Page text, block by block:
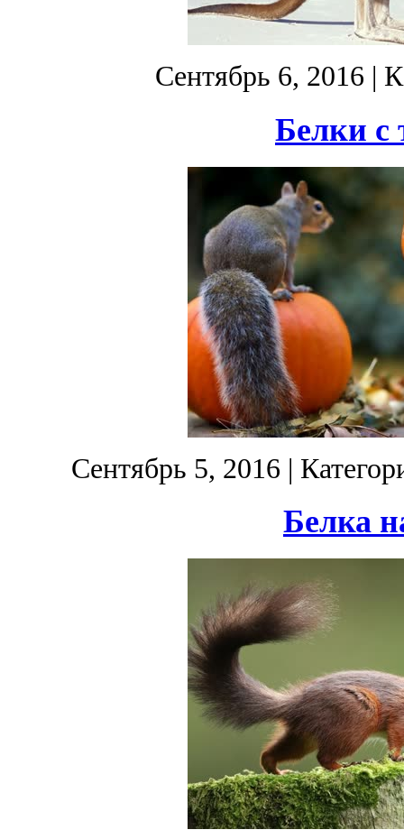
Сентябрь 6, 2016 |
Белки
Сентябрь 5, 2016 |
Белка